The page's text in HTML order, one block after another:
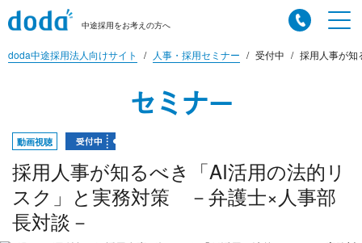
中途採用をお考えの方へ
doda中途採用法人向けサイト 人事・採用セミナー 受付中 採用人事が知
セミナー
動画視聴
採用人事が知るべき「AI活用の法的リ
スク」と実務対策 －弁護士×人事部
長対談－